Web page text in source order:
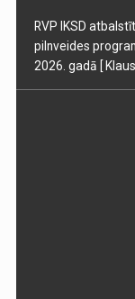
RVP IKSD
pilnveides
2026. gadā [